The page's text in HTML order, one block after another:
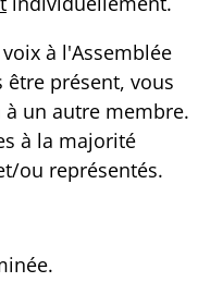
à l'Assemblée
être présent, vous
un autre membre.
à la majorité
ou représentés.